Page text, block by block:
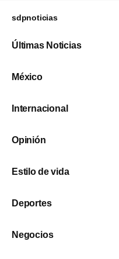
sdpnoticias
Últimas Noticias
México
Internacional
Opinión
Estilo de vida
Deportes
Negocios